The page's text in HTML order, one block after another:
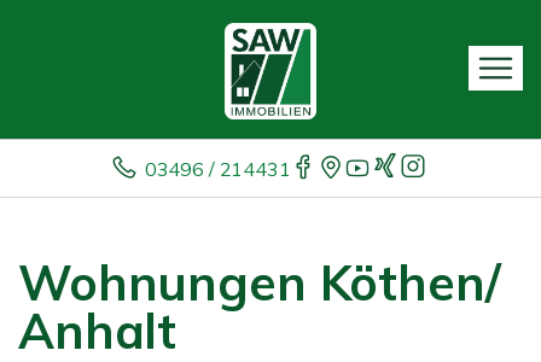
03496 / 214431
Wohnungen Köthen/
Anhalt